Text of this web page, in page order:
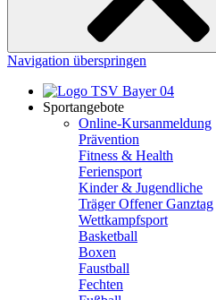
Navigation überspringen
Sportangebote
Online-Kursanmeldung
Prävention
Fitness & Health
Feriensport
Kinder & Jugendliche
Träger Offener Ganztag
Wettkampfsport
Basketball
Boxen
Faustball
Fechten